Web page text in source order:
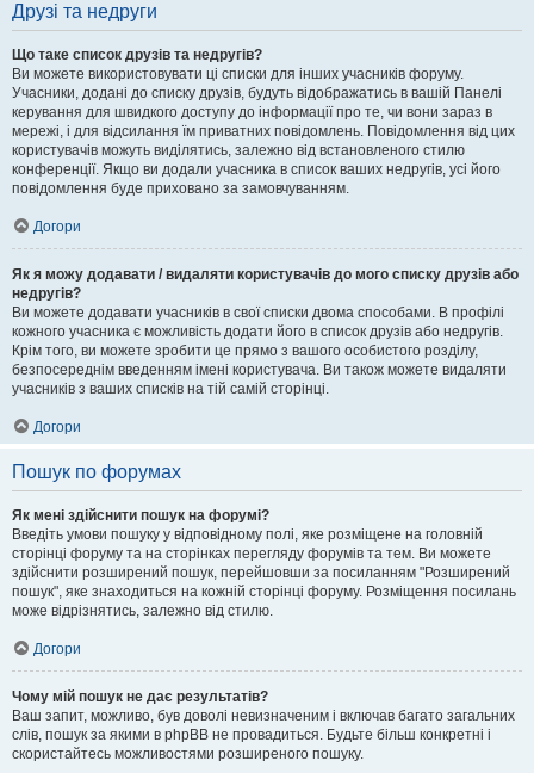
Друзі та недруги
Що таке список друзів та недругів?
Ви можете використовувати ці списки для інших учасників форуму.
Учасники, додані до списку друзів, будуть відображатись в вашій Панелі
керування для швидкого доступу до інформації про те, чи вони зараз в
мережі, і для відсилання їм приватних повідомлень. Повідомлення від цих
користувачів можуть виділятись, залежно від встановленого стилю
конференції. Якщо ви додали учасника в список ваших недругів, усі його
повідомлення буде приховано за замовчуванням.
Догори
Як я можу додавати / видаляти користувачів до мого списку друзів або
недругів?
Ви можете додавати учасників в свої списки двома способами. В профілі
кожного учасника є можливість додати його в список друзів або недругів.
Крім того, ви можете зробити це прямо з вашого особистого розділу,
безпосереднім введенням імені користувача. Ви також можете видаляти
учасників з ваших списків на тій самій сторінці.
Догори
Пошук по форумах
Як мені здійснити пошук на форумі?
Введіть умови пошуку у відповідному полі, яке розміщене на головній
сторінці форуму та на сторінках перегляду форумів та тем. Ви можете
здійснити розширений пошук, перейшовши за посиланням "Розширений
пошук", яке знаходиться на кожній сторінці форуму. Розміщення посилань
може відрізнятись, залежно від стилю.
Догори
Чому мій пошук не дає результатів?
Ваш запит, можливо, був доволі невизначеним і включав багато загальних
слів, пошук за якими в phpBB не провадиться. Будьте більш конкретні і
скористайтесь можливостями розширеного пошуку.